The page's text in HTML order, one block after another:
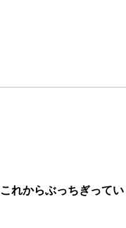
れからぶっちぎって